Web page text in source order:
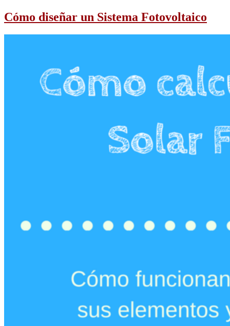
Cómo diseñar un Sistema Fotovoltaico